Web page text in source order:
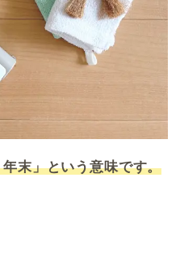
末」という意味です。